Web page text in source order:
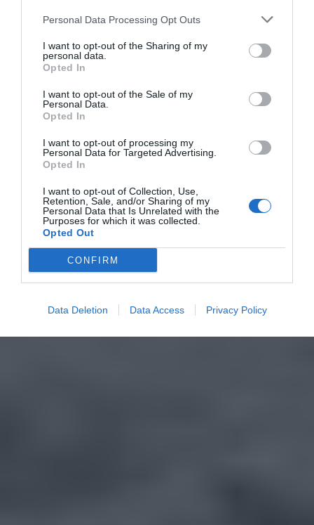
Personal Data Processing Opt Outs
I want to opt-out of the Sharing of my
personal data.
Opted In
I want to opt-out of the Sale of my
Personal Data.
Opted In
I want to opt-out of processing my
Personal Data for Targeted Advertising.
Opted In
I want to opt-out of Collection, Use,
Retention, Sale, and/or Sharing of my
Personal Data that Is Unrelated with the
Purposes for which it was collected.
Opted Out
CONFIRM
Data Deletion Data Access Privacy Policy